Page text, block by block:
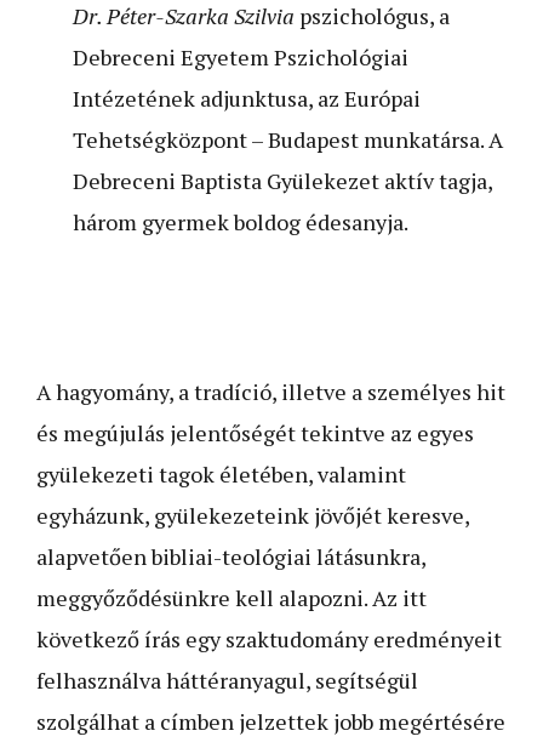
Dr. Péter-Szarka Szilvia pszichológus, a
Debreceni Egyetem Pszichológiai
Intézetének adjunktusa, az Európai
Tehetségközpont – Budapest munkatársa. A
Debreceni Baptista Gyülekezet aktív tagja,
három gyermek boldog édesanyja.
A hagyomány, a tradíció, illetve a személyes hit
és megújulás jelentőségét tekintve az egyes
gyülekezeti tagok életében, valamint
egyházunk, gyülekezeteink jövőjét keresve,
alapvetően bibliai-teológiai látásunkra,
meggyő­ződésünkre kell alapozni. Az itt
következő írás egy szaktudomány eredményeit
felhasználva háttér­anyagul, segítségül
szolgálhat a címben jelzettek jobb megértésére